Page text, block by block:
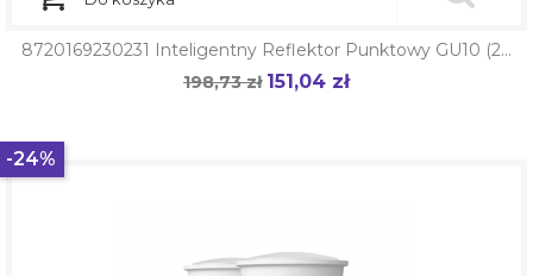
8720169230231 Inteligentny Reflektor Punktowy GU10 (2...
Cena
198,73 zł Cena
151,04 zł
-24%